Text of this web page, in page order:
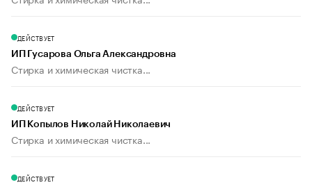
ДЕЙСТВУЕТ
ИП Гусарова Ольга Александровна
Стирка и химическая чистка...
ДЕЙСТВУЕТ
ИП Копылов Николай Николаевич
Стирка и химическая чистка...
ДЕЙСТВУЕТ